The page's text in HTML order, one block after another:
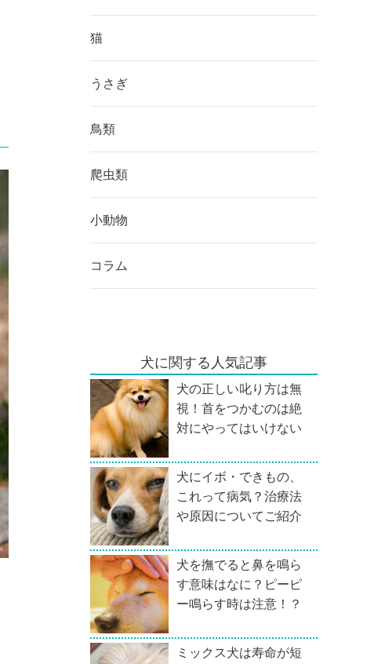
猫
うさぎ
鳥類
爬虫類
小動物
コラム
犬に関する人気記事
犬の正しい叱り方は無
視！首をつかむのは絶
対にやってはいけない
犬にイボ・できもの、
これって病気？治療法
や原因についてご紹介
犬を撫でると鼻を鳴ら
す意味はなに？ピーピ
ー鳴らす時は注意！？
ミックス犬は寿命が短